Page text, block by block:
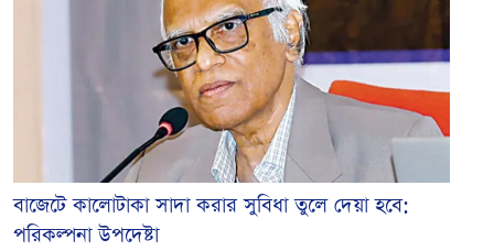
বাজেটে কালোটাকা সাদা করার সুবিধা তুলে দেয়া হবে:
পরিকল্পনা উপদেষ্টা